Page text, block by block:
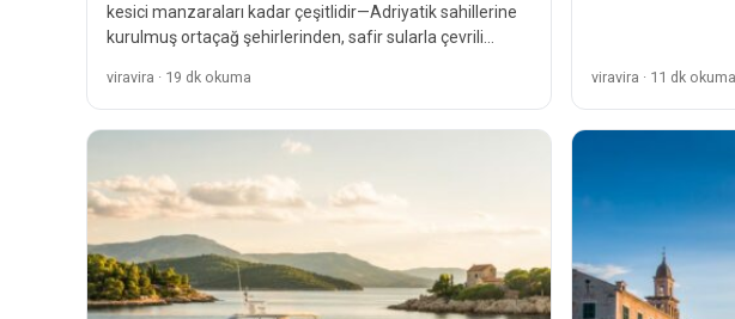
kesici manzaraları kadar çeşitlidir—Adriyatik sahillerine
kurulmuş ortaçağ şehirlerinden, safir sularla çevrili
viravira · 19 dk okuma viravira · 11 dk okuma